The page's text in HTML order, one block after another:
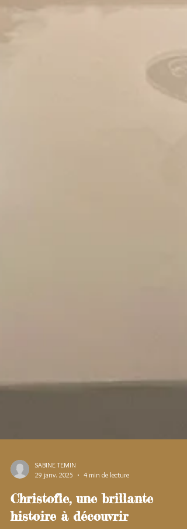
SABINE TEMIN
29 janv. 2025
4 min de lecture